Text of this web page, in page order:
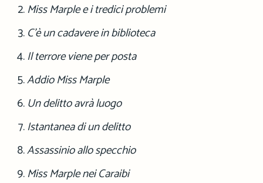
Miss Marple e i tredici problemi
C’è un cadavere in biblioteca
Il terrore viene per posta
Addio Miss Marple
Un delitto avrà luogo
Istantanea di un delitto
Assassinio allo specchio
Miss Marple nei Caraibi